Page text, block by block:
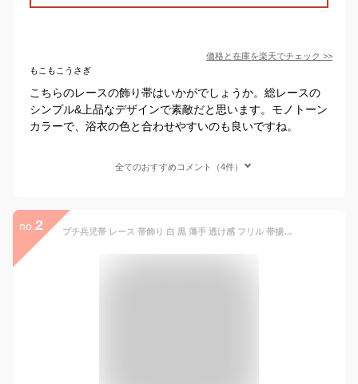
価格と在庫を楽天でチェック >>
もこもこうさぎ
こちらのレースの飾り帯はいかがでしょうか。総レースの
シンプル&上品なデザインで素敵だと思います。モノトーン
カラーで、浴衣の色と合わせやすいのも良いですね。
全てのおすすめコメント（4件）
no. 2 プチ兵児帯 レース 帯飾り 白 黒 薄手 透け感 フリル 帯揚げ 浴衣 着物 かわいい エレガント フェミニン 和装小物 モダン へこ帯 飾り帯 しごき帯